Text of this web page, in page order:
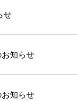
せ
知らせ
知らせ